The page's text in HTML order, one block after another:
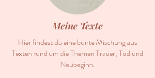
Meine Texte
Hier findest du eine bunte Mischung aus
Texten rund um die Themen Trauer, Tod und
Neubeginn.